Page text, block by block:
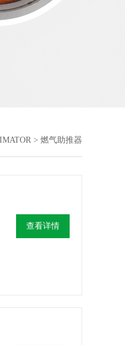
> 燃气助推器
查看详情